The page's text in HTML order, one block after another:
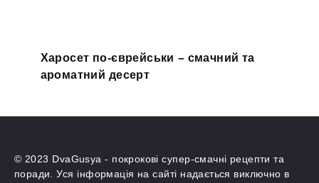
Харосет по-єврейськи – смачний та
ароматний десерт
© 2023 DvaGusya - покрокові супер-смачні рецепти та
поради. Уся інформація на сайті надається виключно в